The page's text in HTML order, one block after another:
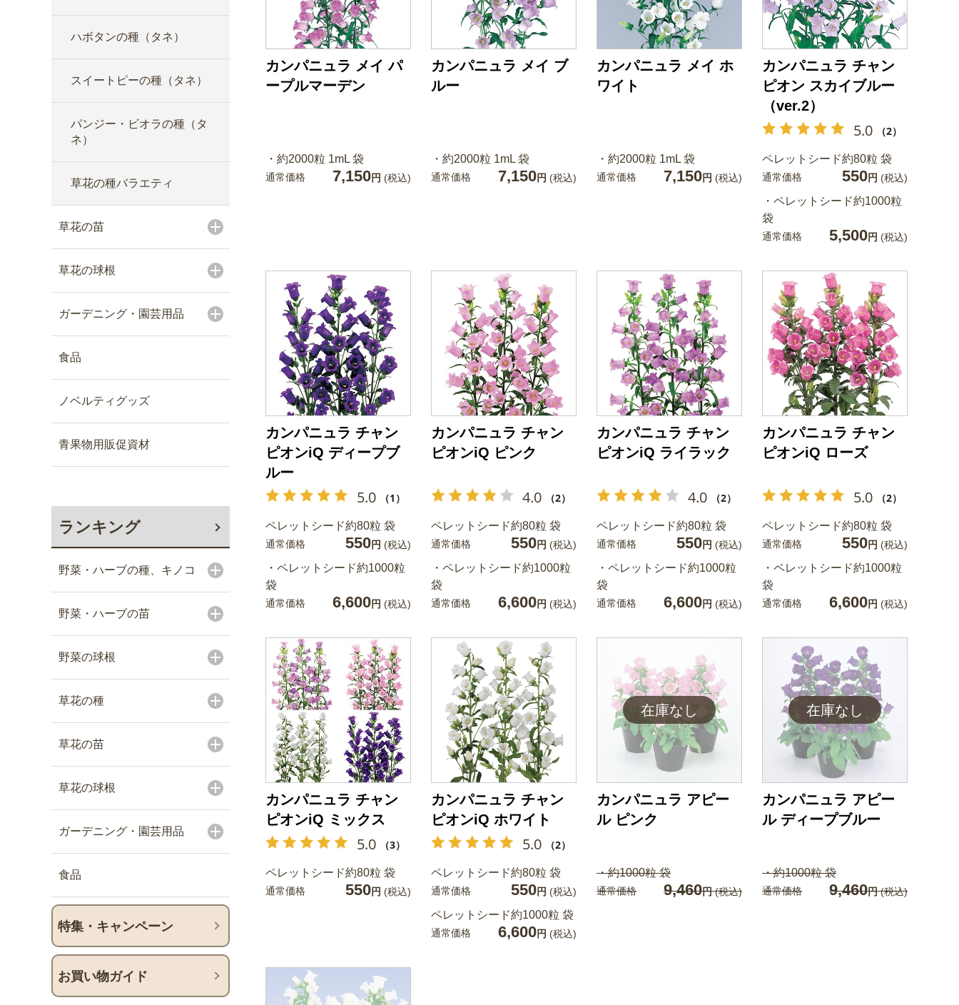
ハボタンの種（タネ）
スイートピーの種（タネ）
パンジー・ビオラの種（タ
ネ）
草花の種バラエティ
草花の苗
草花の球根
ガーデニング・園芸用品
食品
ノベルティグッズ
青果物用販促資材
ランキング
野菜・ハーブの種、キノコ
野菜・ハーブの苗
野菜の球根
草花の種
草花の苗
草花の球根
ガーデニング・園芸用品
食品
特集・キャンペーン
お買い物ガイド
カンパニュラ メイ パ
ープルマーデン
・約2000粒 1mL 袋
通常価格 7,150円 (税込)
カンパニュラ メイ ブ
ルー
・約2000粒 1mL 袋
通常価格 7,150円 (税込)
カンパニュラ メイ ホ
ワイト
・約2000粒 1mL 袋
通常価格 7,150円 (税込)
カンパニュラ チャン
ピオン スカイブルー
（ver.2）
5.0 （2）
ペレットシード約80粒 袋
通常価格 550円 (税込)
・ペレットシード約1000粒
袋
通常価格 5,500円 (税込)
カンパニュラ チャン
ピオンiQ ディープブ
ルー
5.0 （1）
ペレットシード約80粒 袋
通常価格 550円 (税込)
・ペレットシード約1000粒
袋
通常価格 6,600円 (税込)
カンパニュラ チャン
ピオンiQ ピンク
4.0 （2）
ペレットシード約80粒 袋
通常価格 550円 (税込)
・ペレットシード約1000粒
袋
通常価格 6,600円 (税込)
カンパニュラ チャン
ピオンiQ ライラック
4.0 （2）
ペレットシード約80粒 袋
通常価格 550円 (税込)
・ペレットシード約1000粒
袋
通常価格 6,600円 (税込)
カンパニュラ チャン
ピオンiQ ローズ
5.0 （2）
ペレットシード約80粒 袋
通常価格 550円 (税込)
・ペレットシード約1000粒
袋
通常価格 6,600円 (税込)
カンパニュラ チャン
ピオンiQ ミックス
5.0 （3）
ペレットシード約80粒 袋
通常価格 550円 (税込)
カンパニュラ チャン
ピオンiQ ホワイト
5.0 （2）
ペレットシード約80粒 袋
通常価格 550円 (税込)
ペレットシード約1000粒 袋
通常価格 6,600円 (税込)
カンパニュラ アピー
ル ピンク
・約1000粒 袋
通常価格 9,460円(税込)
カンパニュラ アピー
ル ディープブルー
・約1000粒 袋
通常価格 9,460円(税込)